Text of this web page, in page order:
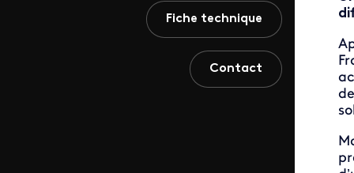
Fiche technique
Contact